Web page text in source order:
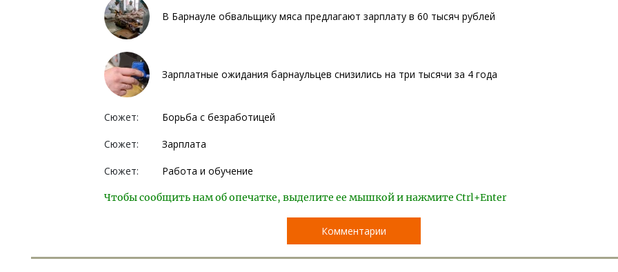
В Барнауле обвальщику мяса предлагают зарплату в 60 тысяч рублей
Зарплатные ожидания барнаульцев снизились на три тысячи за 4 года
Сюжет: Борьба с безработицей
Сюжет: Зарплата
Сюжет: Работа и обучение
Чтобы сообщить нам об опечатке, выделите ее мышкой и нажмите Ctrl+Enter
Комментарии